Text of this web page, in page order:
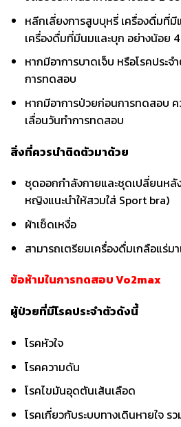
หลีกเลี่ยงการสูบบุหรี่ เครื่องดื่มที่
เครื่องดื่มที่มีนมและบุก อย่างน้อย
หากมีอาการบาดเจ็บ หรือโรคประ
การทดสอบ
หากมีอาการป่วยก่อนการทดสอบ ค
เลื่อนวันทำการทดสอบ
สิ่งที่ควรนำติดตัวมาด้วย
ชุดออกกำลังกายและชุดเปลี่ยนห
หญิงแนะนำให้สวมใส่ Sport bra)
ผ้าเช็ดเหงื่อ
สามารถเตรียมเครื่องดื่มเกลือแร่มา
ข้อห้ามในการทดสอบVo2max
ผู้ป่วยที่มีโรคประจำตัวดังนี้
โรคหัวใจ
โรคความดัน
โรคไขมันอุดตันเส้นเลือด
โรคเกี่ยวกับระบบทางเดินหายใจ ร